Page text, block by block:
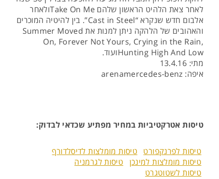
לאחר צאת הלהיט הראשון שלהם Take On Meולאחר
אלבום חדש שנקרא “Cast in Steel”. בין להיטיה המוכרים
והאהובים של הלהקה ניתן למנות את Summer Moved
On, Forever Not Yours, Crying in the Rain,
Hunting High And Lowועוד.
מתי: 13.4.16
איפה: arenamercedes-benz
טיסות אטרקטיביות במחיר מפתיע שכדאי לבדוק:
טיסות לפרנקפורט
טיסות מומלצות לדיסלדורף
טיסות מומלצות למינכן
טיסות לגרמניה
טיסות לשטוטגרט